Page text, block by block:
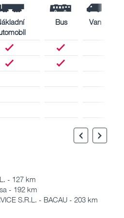
Bus Van
- 127 km
- 192 km
S.R.L. - BACAU - 203 km